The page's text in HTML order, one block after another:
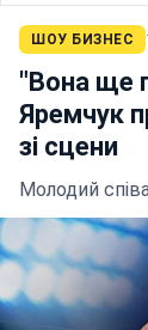
ШОУ БИЗНЕС
"Вона ще
Яремчук
зі сцени
Молодий